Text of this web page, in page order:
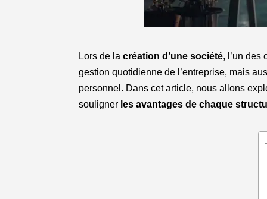
Lors de la création d’une société, l’un des
gestion quotidienne de l’entreprise, mais
personnel. Dans cet article, nous allons
souligner les avantages de chaque